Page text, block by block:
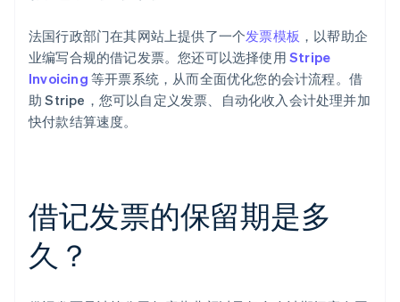
法国行政部门在其网站上提供了一个发票模板 ，以帮助企
业编写合规的借记发票。您还可以选择使用 Stripe
Invoicing 等开票系统，从而全面优化您的会计流程。借
助 Stripe，您可以自定义发票、自动化收入会计处理并加
快付款结算速度。
借记发票的保留期是多
久？
阿联酋
English
奥地利
DeutschEnglish
澳大利亚
English